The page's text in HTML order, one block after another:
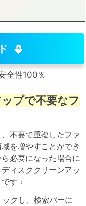
全性100％
プで不要なフ
不要で重複したファ
を増やすことができ
必要になった場合に
ィスククリーンアッ
す：
クし、検索バーに